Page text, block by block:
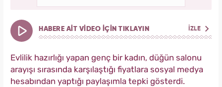
HABERE AİT VİDEO İÇİN TIKLAYIN İZLE
Evlilik hazırlığı yapan genç bir kadın, düğün salonu
arayışı sırasında karşılaştığı fiyatlara sosyal medya
hesabından yaptığı paylaşımla tepki gösterdi.